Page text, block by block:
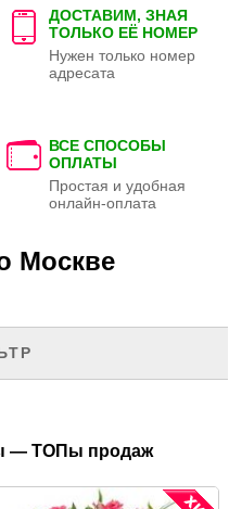
ДОСТАВИМ, ЗНАЯ
ТОЛЬКО ЕЁ НОМЕР
Нужен только номер
адресата
ВСЕ СПОСОБЫ
ОПЛАТЫ
Простая и удобная
онлайн-оплата
Москве
— ТОПы продаж